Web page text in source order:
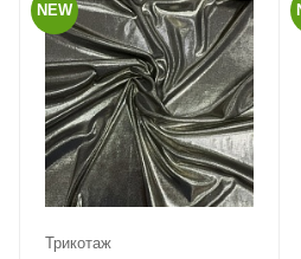
NEW
Трикотаж